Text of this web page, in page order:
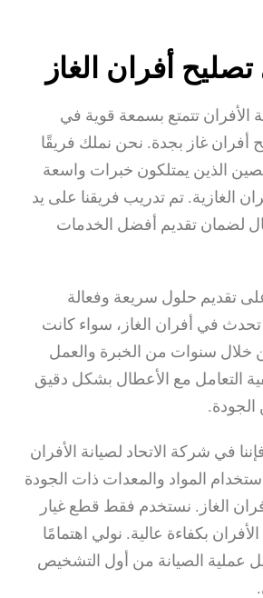
أفران الغاز
الأفران تتمتع بسمعة قوية في
أفران غاز بجدة. نحن نملك فريقًا
الذين يمتلكون خبرات واسعة
الغازية. تم تدريب فريقنا على يد
لضمان تقديم أفضل الخدمات
تقديم حلول سريعة وفعالة
في أفران الغاز، سواء كانت
خلال سنوات من الخبرة والعمل
التعامل مع الأعطال بشكل دقيق
في شركة الاتحاد لصيانة الأفران
المواد والمعدات ذات الجودة
الغاز. نستخدم فقط قطع غيار
بكفاءة عالية. نولي اهتمامًا
عملية الصيانة من أول التشخيص